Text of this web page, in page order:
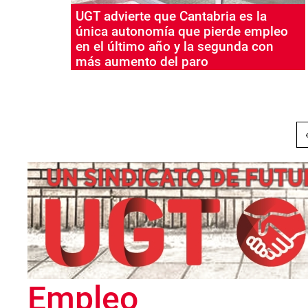
UGT advierte que Cantabria es la
única autonomía que pierde empleo
en el último año y la segunda con
más aumento del paro
Empleo